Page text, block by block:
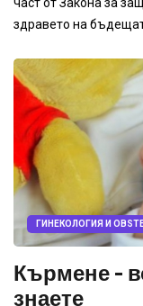
здравето на
ГИНЕКОЛОГИЯ И
Кърмене -
знаете